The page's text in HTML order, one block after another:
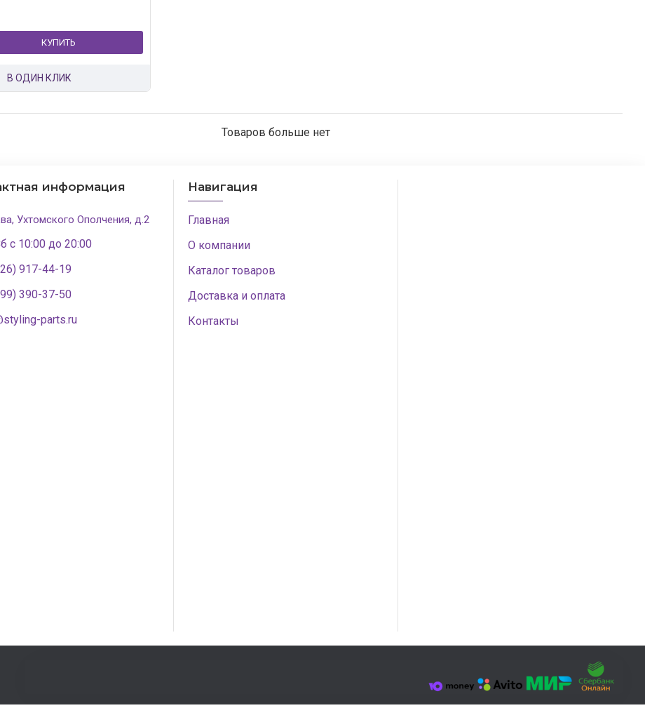
КУПИТЬ
В ОДИН КЛИК
Товаров больше нет
информация
Ухтомского Ополчения, д.2
с 10:00 до 20:00
917-44-19
390-37-50
parts.ru
Навигация
Главная
О компании
Каталог товаров
Доставка и оплата
Контакты